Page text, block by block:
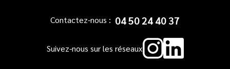
Contactez-nous : 04 50 24 40 37
Suivez-nous sur les réseaux